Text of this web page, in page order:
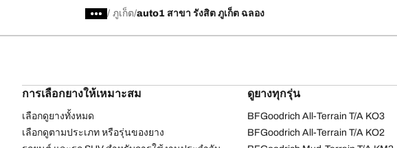
/ ภูเก็ต auto1 สาขา รังสิต ภูเก็ต ฉลอง
การเลือกยางให้เหมาะสม
เลือกดูยางทั้งหมด
เลือกดูตามประเภท หรือรุ่นของยาง
ดูยางทุกรุ่น
BFGoodrich All-Terrain T/A KO3
BFGoodrich All-Terrain T/A KO2